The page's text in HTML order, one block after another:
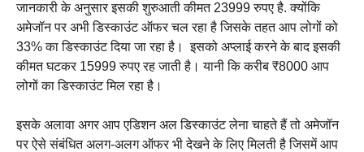
जानकारी के अनुसार इसकी शुरुआती कीमत 23999 रुपए है. क्योंकि
अमेजॉन पर अभी डिस्काउंट ऑफर चल रहा है जिसके तहत आप लोगों को
33% का डिस्काउंट दिया जा रहा है। ‌ इसको अप्लाई करने के बाद इसकी
कीमत घटकर 15999 रुपए रह जाती है। यानी कि करीब ₹8000 आप
लोगों का डिस्काउंट मिल रहा है। ‌
इसके अलावा अगर आप एडिशन अल डिस्काउंट लेना चाहते हैं तो अमेजॉन
पर ऐसे संबंधित अलग-अलग ऑफर भी देखने के लिए मिलती है जिसमें आप